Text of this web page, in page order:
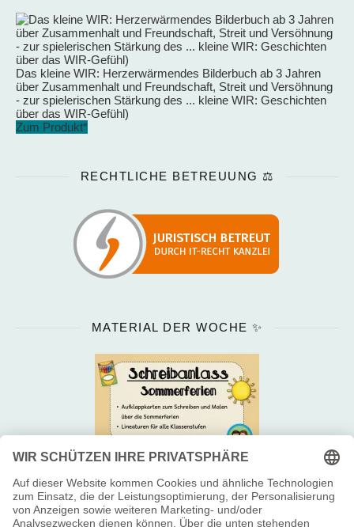
Das kleine WIR: Herzerwärmendes Bilderbuch ab 3 Jahren
über Zusammenhalt und Freundschaft, Streit und Versöhnung
- zur spielerischen Stärkung des ... kleine WIR: Geschichten
über das WIR-Gefühl)
Zum Produkt*
RECHTLICHE BETREUUNG ⚖️
MATERIAL DER WOCHE ✨